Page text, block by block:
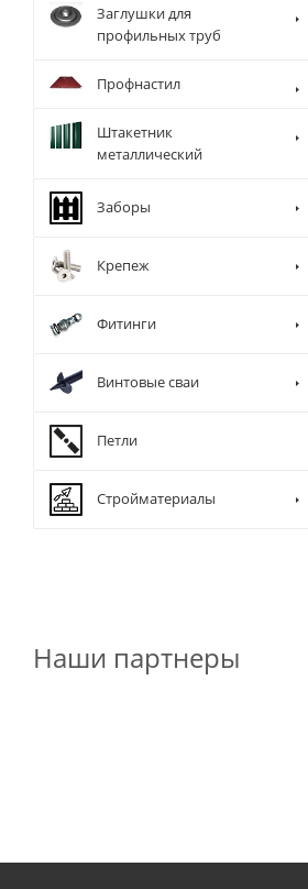
Заглушки для
профильных труб
Профнастил
Штакетник
металлический
Заборы
Крепеж
Фитинги
Винтовые сваи
Петли
Стройматериалы
Наши партнеры